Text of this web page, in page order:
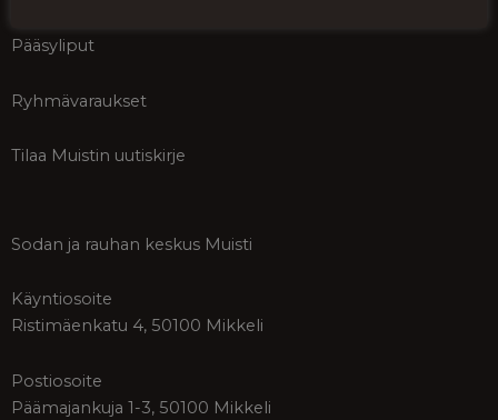
Pääsyliput
Ryhmävaraukset
Tilaa Muistin uutiskirje
Sodan ja rauhan keskus Muisti
Käyntiosoite
Ristimäenkatu 4, 50100 Mikkeli
Postiosoite
Päämajankuja 1-3, 50100 Mikkeli